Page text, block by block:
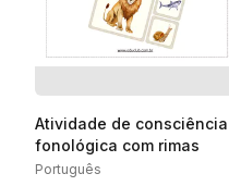
Atividade de consciência
fonológica com rimas
Português